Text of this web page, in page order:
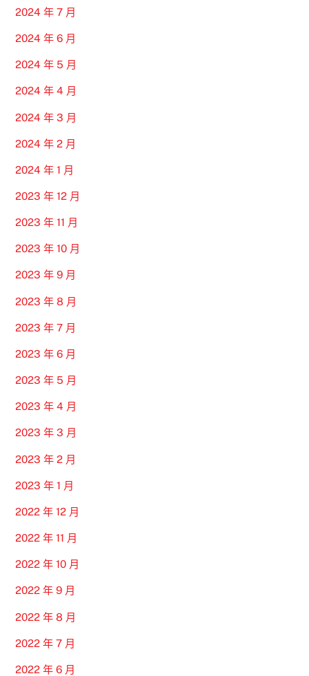
2024 年 7 月
2024 年 6 月
2024 年 5 月
2024 年 4 月
2024 年 3 月
2024 年 2 月
2024 年 1 月
2023 年 12 月
2023 年 11 月
2023 年 10 月
2023 年 9 月
2023 年 8 月
2023 年 7 月
2023 年 6 月
2023 年 5 月
2023 年 4 月
2023 年 3 月
2023 年 2 月
2023 年 1 月
2022 年 12 月
2022 年 11 月
2022 年 10 月
2022 年 9 月
2022 年 8 月
2022 年 7 月
2022 年 6 月